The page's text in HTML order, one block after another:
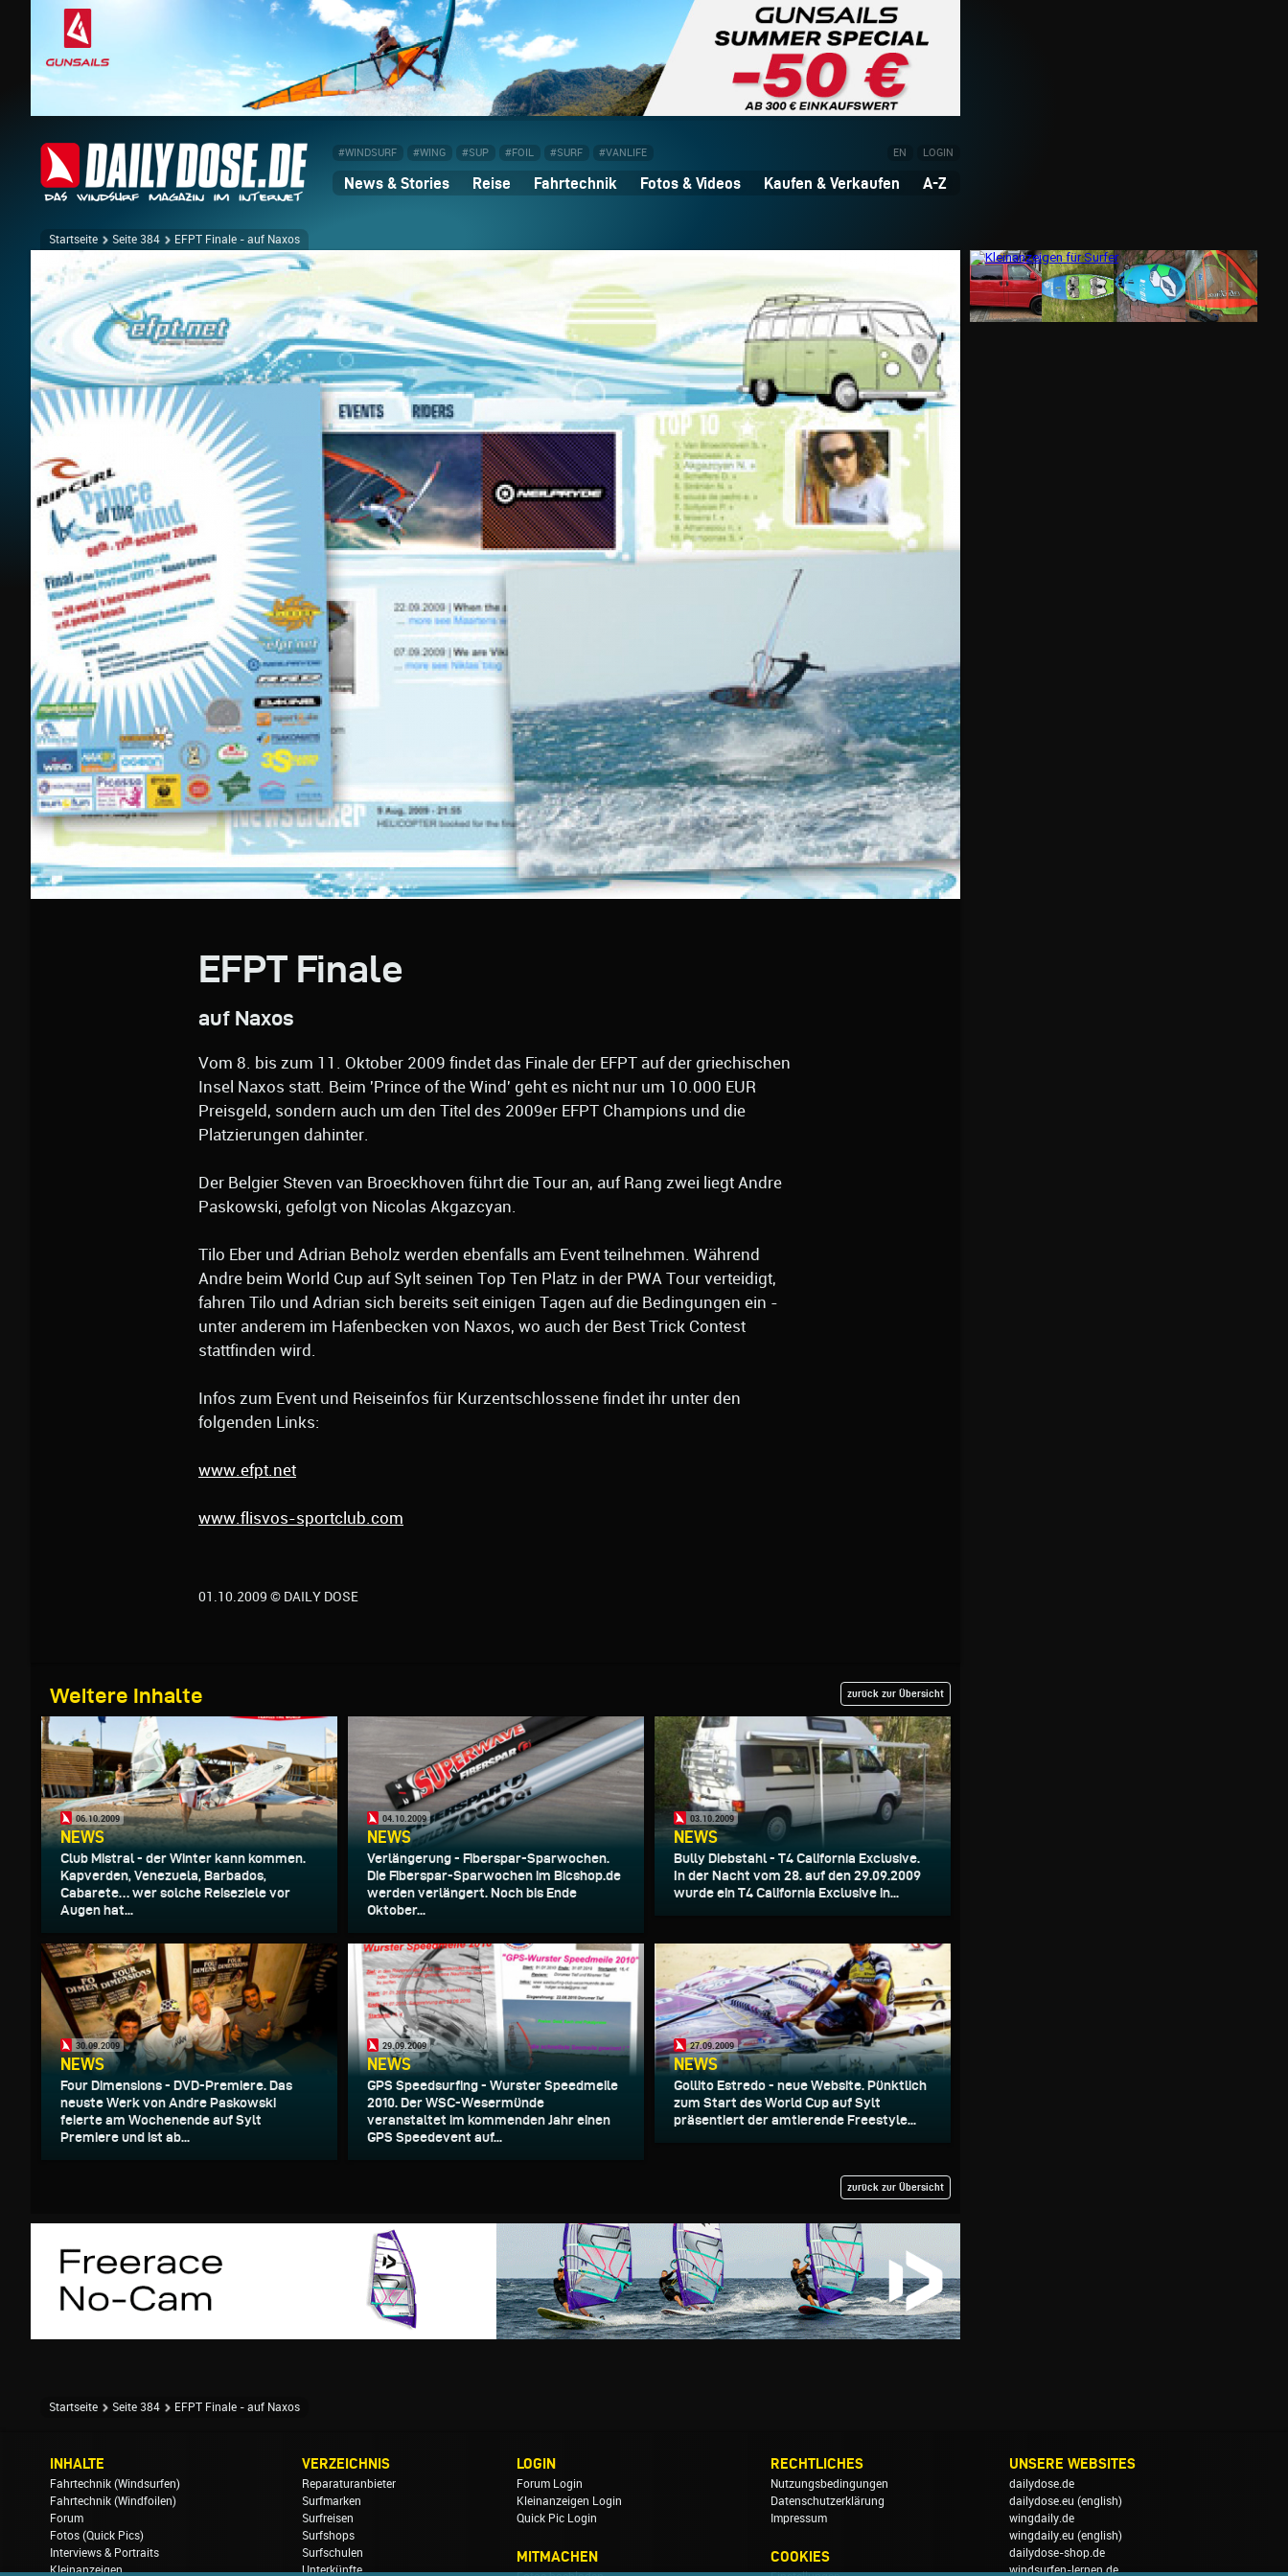
#WINDSURF #WING #SUP #FOIL #SURF #VANLIFE EN LOGIN
News & Stories Reise Fahrtechnik Fotos & Videos Kaufen & Verkaufen A-Z
Startseite Seite 384 EFPT Finale - auf Naxos
EFPT Finale
auf Naxos
Vom 8. bis zum 11. Oktober 2009 findet das Finale der EFPT auf der griechischen
Insel Naxos statt. Beim 'Prince of the Wind' geht es nicht nur um 10.000 EUR
Preisgeld, sondern auch um den Titel des 2009er EFPT Champions und die
Platzierungen dahinter.
Der Belgier Steven van Broeckhoven führt die Tour an, auf Rang zwei liegt Andre
Paskowski, gefolgt von Nicolas Akgazcyan.
Tilo Eber und Adrian Beholz werden ebenfalls am Event teilnehmen. Während
Andre beim World Cup auf Sylt seinen Top Ten Platz in der PWA Tour verteidigt,
fahren Tilo und Adrian sich bereits seit einigen Tagen auf die Bedingungen ein -
unter anderem im Hafenbecken von Naxos, wo auch der Best Trick Contest
stattfinden wird.
Infos zum Event und Reiseinfos für Kurzentschlossene findet ihr unter den
folgenden Links:
www.efpt.net
www.flisvos-sportclub.com
01.10.2009 © DAILY DOSE
Weitere Inhalte zurück zur Übersicht
06.10.2009
NEWS
Club Mistral - der Winter kann kommen.
Kapverden, Venezuela, Barbados,
Cabarete… wer solche Reiseziele vor
Augen hat...
04.10.2009
NEWS
Verlängerung - Fiberspar-Sparwochen.
Die Fiberspar-Sparwochen im Bicshop.de
werden verlängert. Noch bis Ende
Oktober...
03.10.2009
NEWS
Bully Diebstahl - T4 California Exclusive.
In der Nacht vom 28. auf den 29.09.2009
wurde ein T4 California Exclusive in...
30.09.2009
NEWS
Four Dimensions - DVD-Premiere. Das
neuste Werk von Andre Paskowski
feierte am Wochenende auf Sylt
Premiere und ist ab...
29.09.2009
NEWS
GPS Speedsurfing - Wurster Speedmeile
2010. Der WSC-Wesermünde
veranstaltet im kommenden Jahr einen
GPS Speedevent auf...
27.09.2009
NEWS
Gollito Estredo - neue Website. Pünktlich
zum Start des World Cup auf Sylt
präsentiert der amtierende Freestyle...
zurück zur Übersicht
Startseite Seite 384 EFPT Finale - auf Naxos
INHALTE
Fahrtechnik (Windsurfen)
Fahrtechnik (Windfoilen)
Forum
Fotos (Quick Pics)
Interviews & Portraits
Kleinanzeigen
VERZEICHNIS
Reparaturanbieter
Surfmarken
Surfreisen
Surfshops
Surfschulen
Unterkünfte
LOGIN
Forum Login
Kleinanzeigen Login
Quick Pic Login
MITMACHEN
RECHTLICHES
Nutzungsbedingungen
Datenschutzerklärung
Impressum
COOKIES
UNSERE WEBSITES
dailydose.de
dailydose.eu (english)
wingdaily.de
wingdaily.eu (english)
dailydose-shop.de
windsurfen-lernen.de